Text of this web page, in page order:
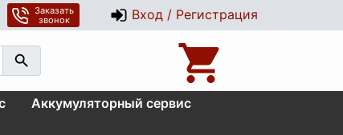
Заказать
звонок
Вход / Регистрация
Аккумуляторный сервис